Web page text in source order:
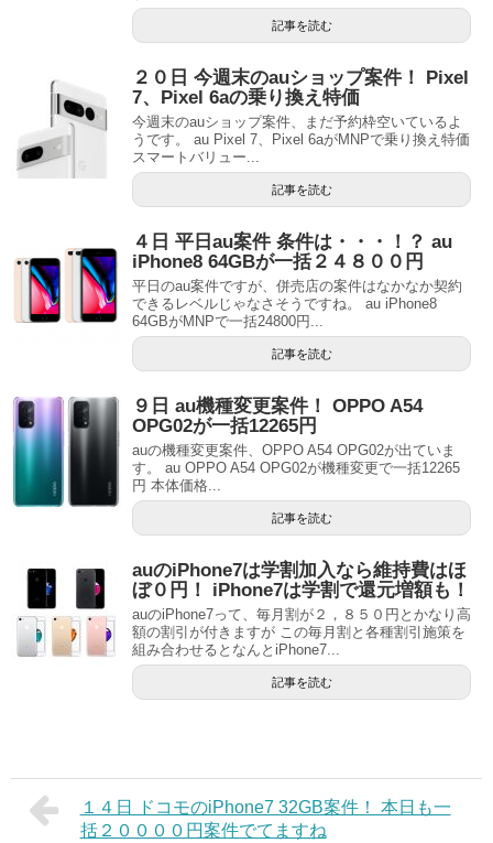
記事を読む
２０日 今週末のauショップ案件！ Pixel
7、Pixel 6aの乗り換え特価
今週末のauショップ案件、まだ予約枠空いているよ
うです。 au Pixel 7、Pixel 6aがMNPで乗り換え特価
スマートバリュー...
記事を読む
４日 平日au案件 条件は・・・！？ au
iPhone8 64GBが一括２４８００円
平日のau案件ですが、併売店の案件はなかなか契約
できるレベルじゃなさそうですね。 au iPhone8
64GBがMNPで一括24800円...
記事を読む
９日 au機種変更案件！ OPPO A54
OPG02が一括12265円
auの機種変更案件、OPPO A54 OPG02が出ていま
す。 au OPPO A54 OPG02が機種変更で一括12265
円 本体価格...
記事を読む
auのiPhone7は学割加入なら維持費はほ
ぼ０円！ iPhone7は学割で還元増額も！
auのiPhone7って、毎月割が２，８５０円とかなり高
額の割引が付きますが この毎月割と各種割引施策を
組み合わせるとなんとiPhone7...
記事を読む
１４日 ドコモのiPhone7 32GB案件！ 本日も一
括２００００円案件でてますね